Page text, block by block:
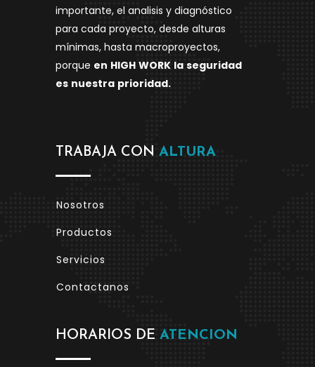
importante, el analisis y diagnóstico
para cada proyecto, desde alturas
mínimas, hasta macroproyectos,
porque en HIGH WORK la seguridad
es nuestra prioridad.
TRABAJA CON ALTURA
Nosotros
Productos
Servicios
Contactanos
HORARIOS DE ATENCION